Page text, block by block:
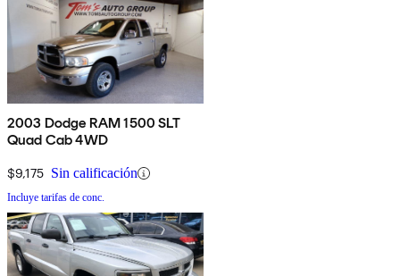
2003 Dodge RAM 1500 SLT
Quad Cab 4WD
$9,175 Sin calificación
Incluye tarifas de conc.